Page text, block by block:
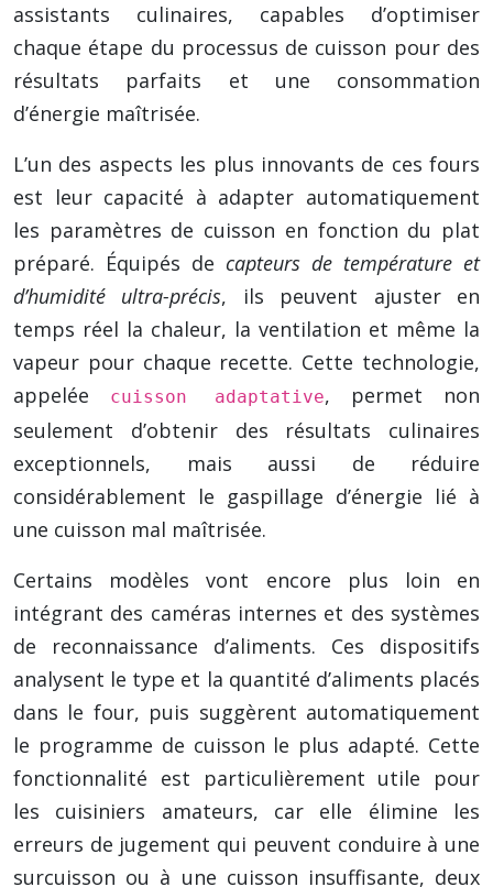
assistants culinaires, capables d’optimiser
chaque étape du processus de cuisson pour des
résultats parfaits et une consommation
d’énergie maîtrisée.
L’un des aspects les plus innovants de ces fours
est leur capacité à adapter automatiquement
les paramètres de cuisson en fonction du plat
préparé. Équipés de capteurs de température et
d’humidité ultra-précis, ils peuvent ajuster en
temps réel la chaleur, la ventilation et même la
vapeur pour chaque recette. Cette technologie,
appelée
cuisson adaptative, permet non
seulement d’obtenir des résultats culinaires
exceptionnels, mais aussi de réduire
considérablement le gaspillage d’énergie lié à
une cuisson mal maîtrisée.
Certains modèles vont encore plus loin en
intégrant des caméras internes et des systèmes
de reconnaissance d’aliments. Ces dispositifs
analysent le type et la quantité d’aliments placés
dans le four, puis suggèrent automatiquement
le programme de cuisson le plus adapté. Cette
fonctionnalité est particulièrement utile pour
les cuisiniers amateurs, car elle élimine les
erreurs de jugement qui peuvent conduire à une
surcuisson ou à une cuisson insuffisante, deux